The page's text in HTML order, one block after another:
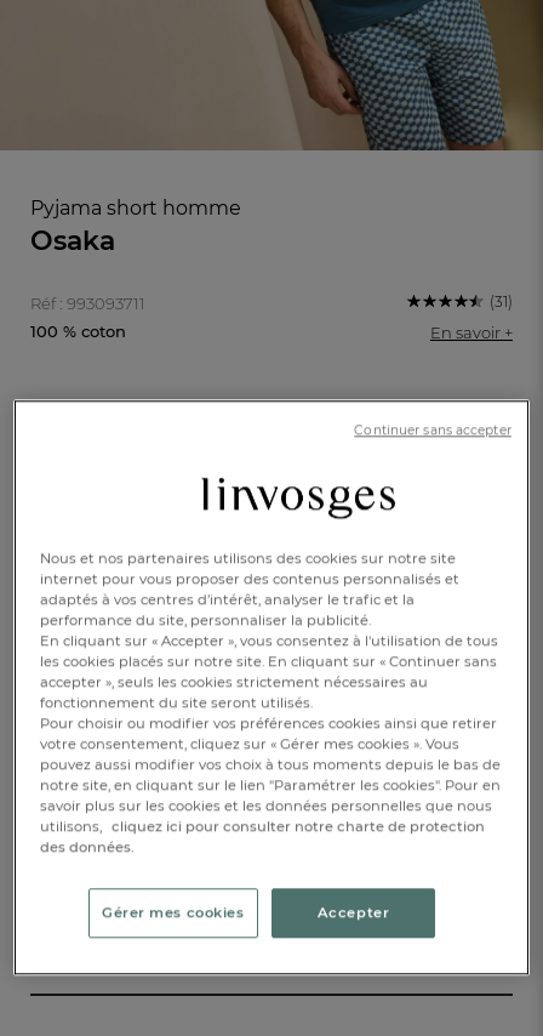
AT
Pyjama short homme
Osaka
Réf : 993093711
100 % coton
(31)
En savoir +
L
Disponible
69,00 €
1 AJOUTER AU PANIER
RÉSERVER EN BOUTIQUE
DESCRIPTION
Nous et nos partenaires utilisons des cookies sur notre site
internet pour vous proposer des contenus personnalisés et
adaptés à vos centres d’intérêt, analyser le trafic et la
performance du site, personnaliser la publicité.
En cliquant sur « Accepter », vous consentez à l'utilisation de tous
les cookies placés sur notre site. En cliquant sur « Continuer sans
accepter », seuls les cookies strictement nécessaires au
fonctionnement du site seront utilisés.
Pour choisir ou modifier vos préférences cookies ainsi que retirer
votre consentement, cliquez sur « Gérer mes cookies ». Vous
pouvez aussi modifier vos choix à tous moments depuis le bas de
notre site, en cliquant sur le lien "Paramétrer les cookies". Pour en
savoir plus sur les cookies et les données personnelles que nous
utilisons, cliquez ici pour consulter notre charte de protection
des données.
Gérer mes cookies Accepter
Continuer sans accepter